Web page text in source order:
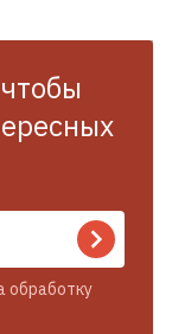
обработку